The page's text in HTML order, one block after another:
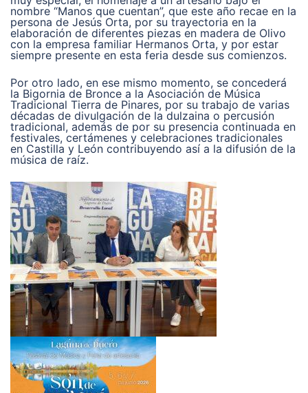
nombre “Manos que cuentan”, que este año recae en la
persona de Jesús Orta, por su trayectoria en la
elaboración de diferentes piezas en madera de Olivo
con la empresa familiar Hermanos Orta, y por estar
siempre presente en esta feria desde sus comienzos.
Por otro lado, en ese mismo momento, se concederá
la Bigornia de Bronce a la Asociación de Música
Tradicional Tierra de Pinares, por su trabajo de varias
décadas de divulgación de la dulzaina o percusión
tradicional, además de por su presencia continuada en
festivales, certámenes y celebraciones tradicionales
en Castilla y León contribuyendo así a la difusión de la
música de raíz.